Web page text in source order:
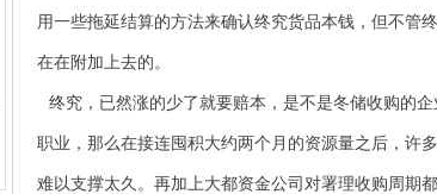
用一些拖延结算的方法来确认终究货品本钱，但不管
在在附加上去的。
终究，已然涨的少了就要赔本，是不是冬储收购的
职业，那么在接连囤积大约两个月的资源量之后，许
难以支撑太久。再加上大都资金公司对署理收购周期